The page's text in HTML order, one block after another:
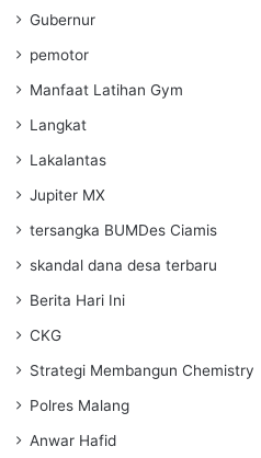
Gubernur
pemotor
Manfaat Latihan Gym
Langkat
Lakalantas
Jupiter MX
tersangka BUMDes Ciamis
skandal dana desa terbaru
Berita Hari Ini
CKG
Strategi Membangun Chemistry
Polres Malang
Anwar Hafid